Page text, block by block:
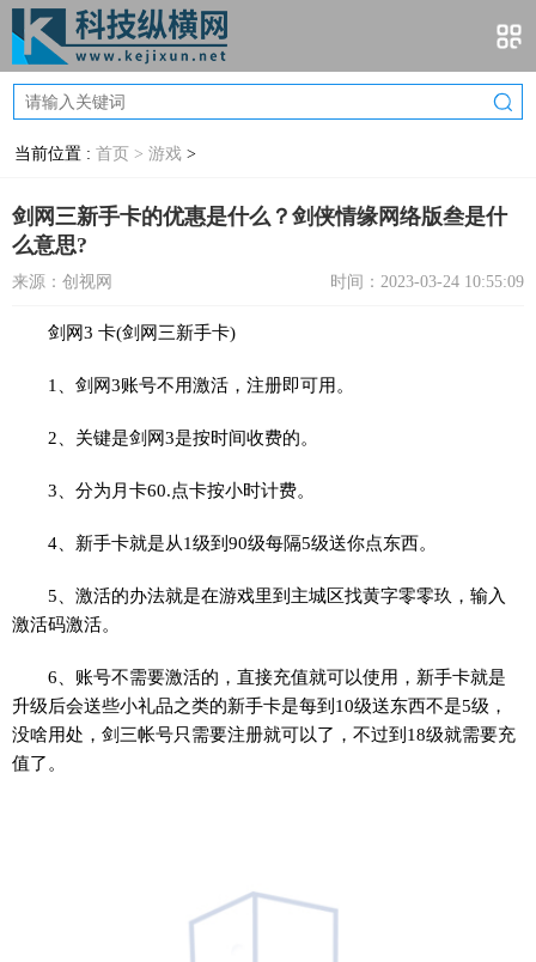
当前位置 : 首页 > 游戏 >
剑网三新手卡的优惠是什么？剑侠情缘网络版叁是什
么意思?
来源：创视网 时间：2023-03-24 10:55:09
剑网3 卡(剑网三新手卡)
1、剑网3账号不用激活，注册即可用。
2、关键是剑网3是按时间收费的。
3、分为月卡60.点卡按小时计费。
4、新手卡就是从1级到90级每隔5级送你点东西。
5、激活的办法就是在游戏里到主城区找黄字零零玖，输入
激活码激活。
6、账号不需要激活的，直接充值就可以使用，新手卡就是
升级后会送些小礼品之类的新手卡是每到10级送东西不是5级，
没啥用处，剑三帐号只需要注册就可以了，不过到18级就需要充
值了。